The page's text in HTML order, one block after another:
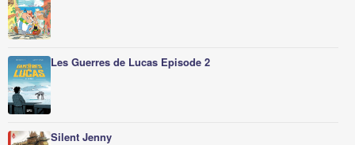
Les Guerres de Lucas Episode 2
Silent Jenny